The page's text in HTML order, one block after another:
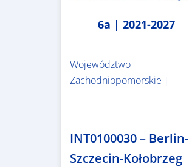
6a | 2021-2027
Województwo
Zachodniopomorskie |
INT0100030 – Berlin-
Szczecin-Kołobrzeg